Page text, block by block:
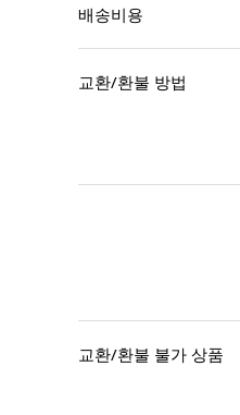
배송비용
교환/환불 방법
교환/환불 불가 상품